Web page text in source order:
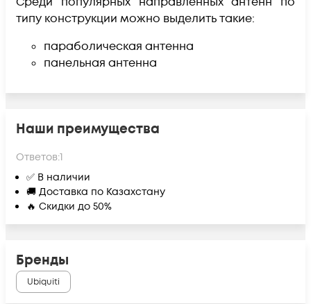
типу конструкции можно выделить такие:
параболическая антенна
панельная антенна
Наши преимущества
Ответов:1
✅ В наличии
🚚 Доставка по Казахстану
🔥 Скидки до 50%
Бренды
Ubiquiti